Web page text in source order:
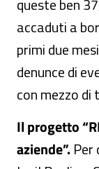
queste ben
accaduti a
primi due
denunce di
con mezzo
Il progetto
aziende”.